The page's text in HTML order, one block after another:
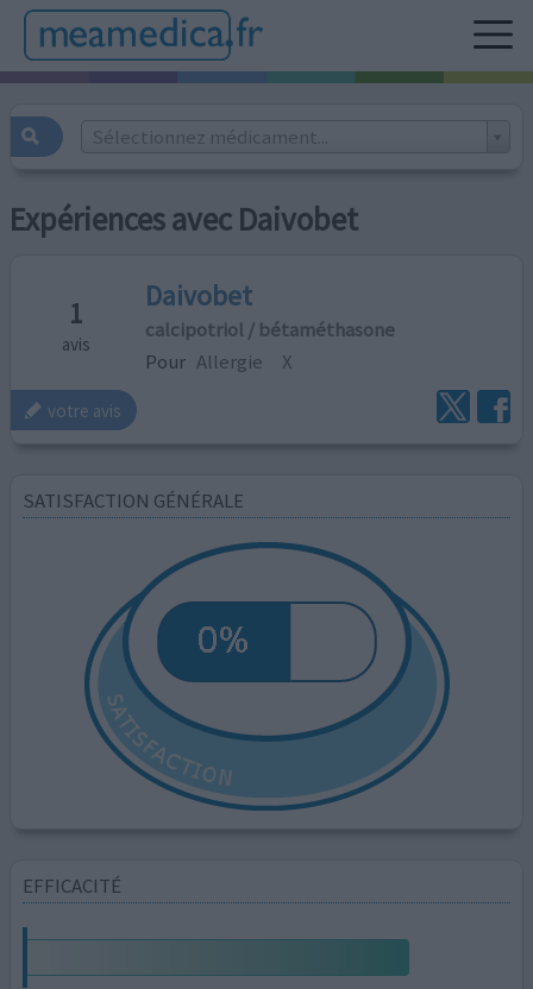
Sélectionnez médicament...
Expériences avec Daivobet
1
avis
Daivobet
calcipotriol / bétaméthasone
Pour Allergie X
votre avis
SATISFACTION GÉNÉRALE
EFFICACITÉ